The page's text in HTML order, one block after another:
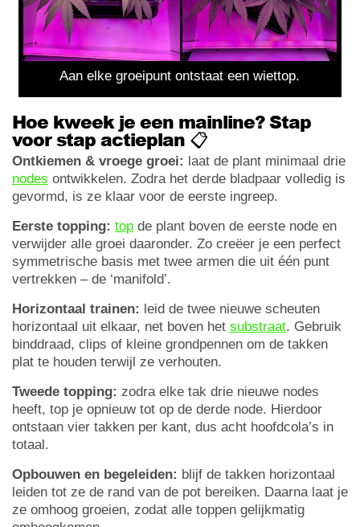
Aan elke groeipunt ontstaat een wiettop.
Hoe kweek je een mainline? Stap
voor stap actieplan 📋
Ontkiemen & vroege groei: laat de plant minimaal drie
nodes ontwikkelen. Zodra het derde bladpaar volledig is
gevormd, is ze klaar voor de eerste ingreep.
Eerste topping: top de plant boven de eerste node en
verwijder alle groei daaronder. Zo creëer je een perfect
symmetrische basis met twee armen die uit één punt
vertrekken – de ‘manifold’.
Horizontaal trainen: leid de twee nieuwe scheuten
horizontaal uit elkaar, net boven het substraat. Gebruik
binddraad, clips of kleine grondpennen om de takken
plat te houden terwijl ze verhouten.
Tweede topping: zodra elke tak drie nieuwe nodes
heeft, top je opnieuw tot op de derde node. Hierdoor
ontstaan vier takken per kant, dus acht hoofdcola’s in
totaal.
Opbouwen en begeleiden: blijf de takken horizontaal
leiden tot ze de rand van de pot bereiken. Daarna laat je
ze omhoog groeien, zodat alle toppen gelijkmatig